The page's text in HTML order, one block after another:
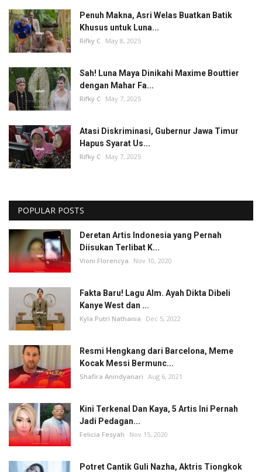
Penuh Makna, Asri Welas Buatkan Batik
Khusus untuk Luna...
Rifky C May 8, 2025
Sah! Luna Maya Dinikahi Maxime Bouttier
dengan Mahar Fa...
Rifky C May 7, 2025
Atasi Diskriminasi, Gubernur Jawa Timur
Hapus Syarat Us...
Rifky C May 7, 2025
POPULAR POSTS
Deretan Artis Indonesia yang Pernah
Diisukan Terlibat K...
Vioni Florencya Nov 10, 2020
Fakta Baru! Lagu Alm. Ayah Dikta Dibeli
Kanye West dan ...
Kyla Putri Nathania Dec 5, 2022
Resmi Hengkang dari Barcelona, Meme
Kocak Messi Bermunc...
Shafira Anindyanari Aug 6, 2021
Kini Terkenal Dan Kaya, 5 Artis Ini Pernah
Jadi Pedagan...
Felicia Fesyah Nov 15, 2020
Potret Cantik Guli Nazha, Aktris Tiongkok